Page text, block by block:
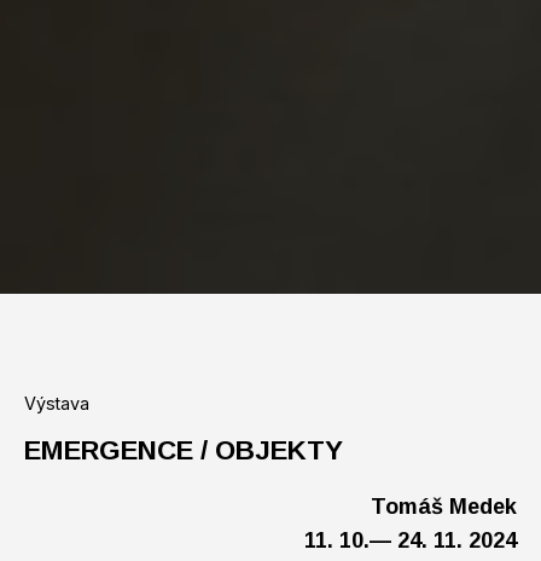
Výstava
EMERGENCE / OBJEKTY
Tomáš Medek
11. 10.— 24. 11. 2024